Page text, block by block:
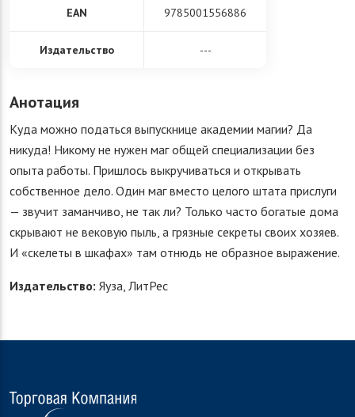
EAN 9785001556886
Издательство ---
Анотация
Куда можно податься выпускнице академии магии? Да
никуда! Никому не нужен маг общей специализации без
опыта работы. Пришлось выкручиваться и открывать
собственное дело. Один маг вместо целого штата прислуги
— звучит заманчиво, не так ли? Только часто богатые дома
скрывают не вековую пыль, а грязные секреты своих хозяев.
И «скелеты в шкафах» там отнюдь не образное выражение.
Издательство: Яуза, ЛитРес